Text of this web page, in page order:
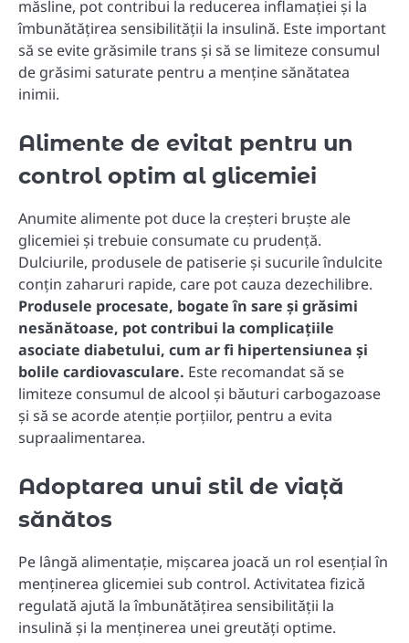
măsline, pot contribui la reducerea inflamației și la
îmbunătățirea sensibilității la insulină. Este important
să se evite grăsimile trans și să se limiteze consumul
de grăsimi saturate pentru a menține sănătatea
inimii.
Alimente de evitat pentru un
control optim al glicemiei
Anumite alimente pot duce la creșteri bruște ale
glicemiei și trebuie consumate cu prudență.
Dulciurile, produsele de patiserie și sucurile îndulcite
conțin zaharuri rapide, care pot cauza dezechilibre.
Produsele procesate, bogate în sare și grăsimi
nesănătoase, pot contribui la complicațiile
asociate diabetului, cum ar fi hipertensiunea și
bolile cardiovasculare. Este recomandat să se
limiteze consumul de alcool și băuturi carbogazoase
și să se acorde atenție porțiilor, pentru a evita
supraalimentarea.
Adoptarea unui stil de viață
sănătos
Pe lângă alimentație, mișcarea joacă un rol esențial în
menținerea glicemiei sub control. Activitatea fizică
regulată ajută la îmbunătățirea sensibilității la
insulină și la menținerea unei greutăți optime.